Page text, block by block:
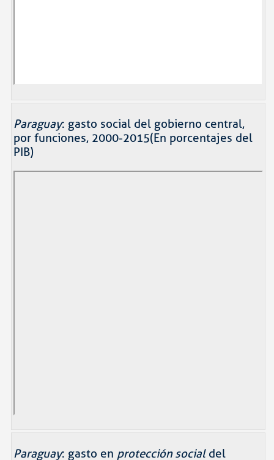
Paraguay: gasto social del gobierno central,
por funciones, 2000-2015(En porcentajes del
PIB)
Paraguay: gasto en protección socialdel